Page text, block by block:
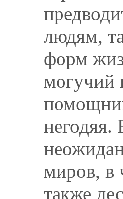
людям,
форм
могучий
негодяя.
миров, в
также